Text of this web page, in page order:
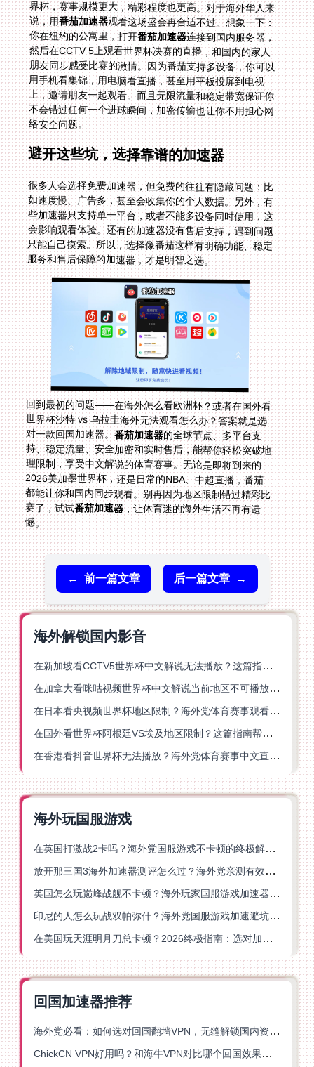
说，用番茄加速器观看这场盛会再合适不过。想象一下：
你在纽约的公寓里，打开番茄加速器连接到国内服务器，
然后在CCTV 5上观看世界杯决赛的直播，和国内的家人
朋友同步感受比赛的激情。因为番茄支持多设备，你可以
用手机看集锦，用电脑看直播，甚至用平板投屏到电视
上，邀请朋友一起观看。而且无限流量和稳定带宽保证你
不会错过任何一个进球瞬间，加密传输也让你不用担心网
络安全问题。
避开这些坑，选择靠谱的加速器
很多人会选择免费加速器，但免费的往往有隐藏问题：比
如速度慢、广告多，甚至会收集你的个人数据。另外，有
些加速器只支持单一平台，或者不能多设备同时使用，这
会影响观看体验。还有的加速器没有售后支持，遇到问题
只能自己摸索。所以，选择像番茄这样有明确功能、稳定
服务和售后保障的加速器，才是明智之选。
回到最初的问题——在海外怎么看欧洲杯？或者在国外看
世界杯沙特 vs 乌拉圭海外无法观看怎么办？答案就是选
对一款回国加速器。番茄加速器的全球节点、多平台支
持、稳定流量、安全加密和实时售后，能帮你轻松突破地
理限制，享受中文解说的体育赛事。无论是即将到来的
2026美加墨世界杯，还是日常的NBA、中超直播，番茄
都能让你和国内同步观看。别再因为地区限制错过精彩比
赛了，试试番茄加速器，让体育迷的海外生活不再有遗
憾。
← 前一篇文章 后一篇文章 →
海外解锁国内影音
在新加坡看CCTV5世界杯中文解说无法播放？这篇指南帮你解锁海外体育直播自由
在加拿大看咪咕视频世界杯中文解说当前地区不可播放？这篇指南帮你一键解决
在日本看央视频世界杯地区限制？海外党体育赛事观看终极指南
在国外看世界杯阿根廷VS埃及地区限制？这篇指南帮你搞定中文直播+解说
在香港看抖音世界杯无法播放？海外党体育赛事中文直播终极指南
海外玩国服游戏
在英国打激战2卡吗？海外党国服游戏不卡顿的终极解决方案
放开那三国3海外加速器测评怎么过？海外党亲测有效的国服游戏加速指南
英国怎么玩巅峰战舰不卡顿？海外玩家国服游戏加速器终极指南
印尼的人怎么玩战双帕弥什？海外党国服游戏加速避坑指南
在美国玩天涯明月刀总卡顿？2026终极指南：选对加速器让你丝滑连招
回国加速器推荐
海外党必看：如何选对回国翻墙VPN，无缝解锁国内资源？
ChickCN VPN好用吗？和海牛VPN对比哪个回国效果更好？